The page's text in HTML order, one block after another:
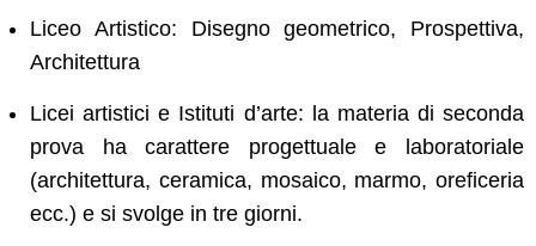
Liceo Artistico: Disegno geometrico, Prospettiva,
Architettura
Licei artistici e Istituti d’arte: la materia di seconda
prova ha carattere progettuale e laboratoriale
(architettura, ceramica, mosaico, marmo, oreficeria
ecc.) e si svolge in tre giorni.